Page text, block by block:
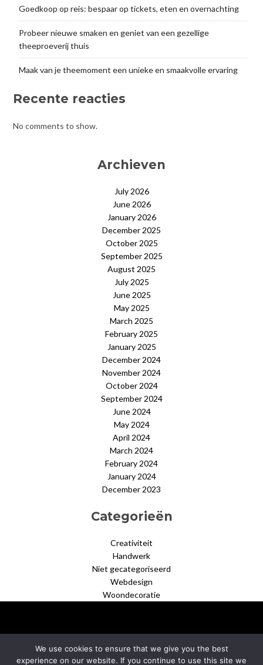
Goedkoop op reis: bespaar op tickets, eten en overnachting
Probeer nieuwe smaken en geniet van een gezellige
theeproeverij thuis
Maak van je theemoment een unieke en smaakvolle ervaring
Recente reacties
No comments to show.
Archieven
July 2026
June 2026
January 2026
December 2025
October 2025
September 2025
August 2025
July 2025
June 2025
May 2025
March 2025
February 2025
January 2025
December 2024
November 2024
October 2024
September 2024
June 2024
May 2024
April 2024
March 2024
February 2024
January 2024
December 2023
Categorieën
Creativiteit
Handwerk
Niet gecategoriseerd
Webdesign
Woondecoratie
We use cookies to ensure that we give you the best
experience on our website. If you continue to use this site we